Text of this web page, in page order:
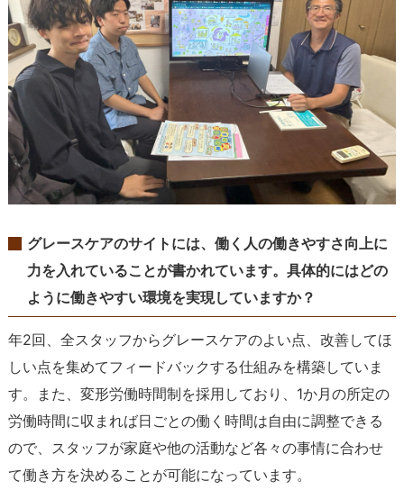
グレースケアのサイトには、働く人の働きやすさ向上に
力を入れていることが書かれています。具体的にはどの
ように働きやすい環境を実現していますか？
年2回、全スタッフからグレースケアのよい点、改善してほ
しい点を集めてフィードバックする仕組みを構築していま
す。また、変形労働時間制を採用しており、1か月の所定の
労働時間に収まれば日ごとの働く時間は自由に調整できる
ので、スタッフが家庭や他の活動など各々の事情に合わせ
て働き方を決めることが可能になっています。